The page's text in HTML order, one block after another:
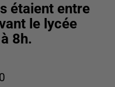
étaient entre
le lycée
8h.